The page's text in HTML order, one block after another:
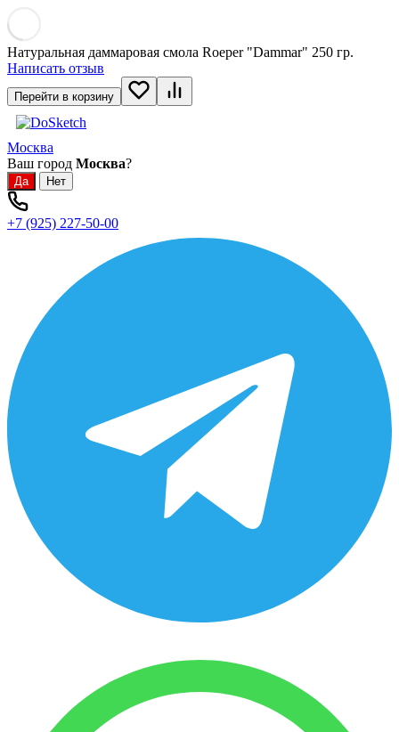
Натуральная даммаровая смола Roeper "Dammar" 250 гр.
Написать отзыв
Перейти в корзину
Москва
Ваш город Москва?
+7 (925) 227-50-00